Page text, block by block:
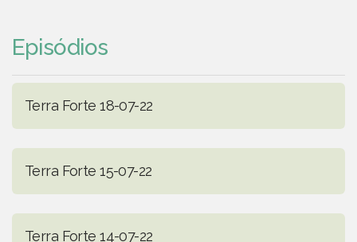
Episódios
Terra Forte 18-07-22
Terra Forte 15-07-22
Terra Forte 14-07-22